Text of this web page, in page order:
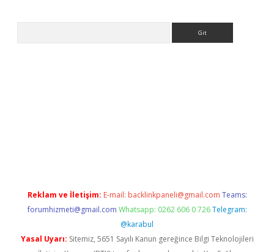
Reklam ve İletişim: E-mail: backlinkpaneli@gmail.com Teams:
forumhizmeti@gmail.com Whatsapp: 0262 606 0 726 Telegram:
@karabul
Yasal Uyarı: Sitemiz, 5651 Sayılı Kanun gereğince Bilgi Teknolojileri